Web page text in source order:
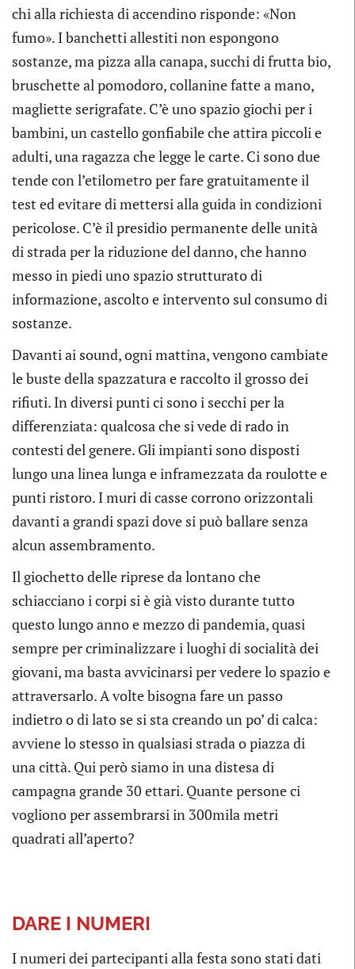
chi alla richiesta di accendino risponde: «Non
fumo». I banchetti allestiti non espongono
sostanze, ma pizza alla canapa, succhi di frutta bio,
bruschette al pomodoro, collanine fatte a mano,
magliette serigrafate. C’è uno spazio giochi per i
bambini, un castello gonfiabile che attira piccoli e
adulti, una ragazza che legge le carte. Ci sono due
tende con l’etilometro per fare gratuitamente il
test ed evitare di mettersi alla guida in condizioni
pericolose. C’è il presidio permanente delle unità
di strada per la riduzione del danno, che hanno
messo in piedi uno spazio strutturato di
informazione, ascolto e intervento sul consumo di
sostanze.
Davanti ai sound, ogni mattina, vengono cambiate
le buste della spazzatura e raccolto il grosso dei
rifiuti. In diversi punti ci sono i secchi per la
differenziata: qualcosa che si vede di rado in
contesti del genere. Gli impianti sono disposti
lungo una linea lunga e inframezzata da roulotte e
punti ristoro. I muri di casse corrono orizzontali
davanti a grandi spazi dove si può ballare senza
alcun assembramento.
Il giochetto delle riprese da lontano che
schiacciano i corpi si è già visto durante tutto
questo lungo anno e mezzo di pandemia, quasi
sempre per criminalizzare i luoghi di socialità dei
giovani, ma basta avvicinarsi per vedere lo spazio e
attraversarlo. A volte bisogna fare un passo
indietro o di lato se si sta creando un po’ di calca:
avviene lo stesso in qualsiasi strada o piazza di
una città. Qui però siamo in una distesa di
campagna grande 30 ettari. Quante persone ci
vogliono per assembrarsi in 300mila metri
quadrati all’aperto?
DARE I NUMERI
I numeri dei partecipanti alla festa sono stati dati